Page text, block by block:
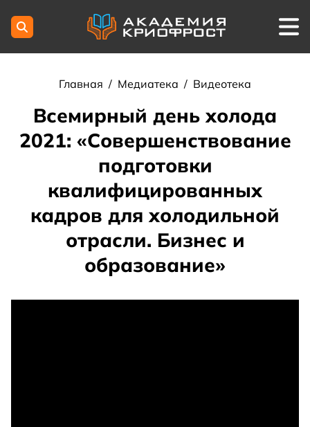
Главная / Медиатека / Видеотека
Всемирный день холода
2021: «Совершенствование
подготовки
квалифицированных
кадров для холодильной
отрасли. Бизнес и
образование»